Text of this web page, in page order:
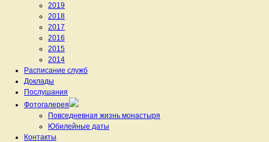
2019
2018
2017
2016
2015
2014
Расписание служб
Доклады
Послушания
Фотогалерея
Повседневная жизнь монастыря
Юбилейные даты
Контакты